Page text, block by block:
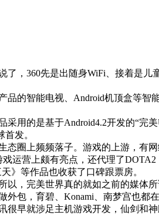
，360先是出随身WiFi、接着是
的智能电视、Android机顶盒等
用的是基于Android4.2开发的“完
发。
圈上频频落子。游戏的上游，有
运营上颇有亮点，还代理了
》等作品也收获了口碑跟票房。
，完美世界真的就如之前的媒体
包，育碧、Konami、南梦宫也
早就涉足主机游戏开发，仙剑和